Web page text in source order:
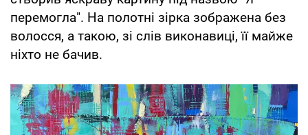
перемогла". На полотні зірка зображена без
волосся, а такою, зі слів виконавиці, її майже
ніхто не бачив.